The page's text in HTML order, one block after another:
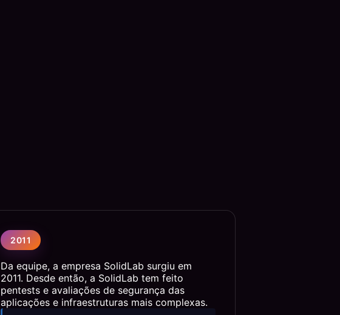
2011
Da equipe, a empresa SolidLab surgiu em
2011. Desde então, a SolidLab tem feito
pentests e avaliações de segurança das
aplicações e infraestruturas mais complexas.